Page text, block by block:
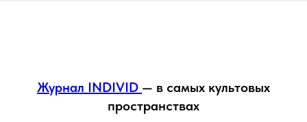
Журнал INDIVID — в самых культовых
пространствах